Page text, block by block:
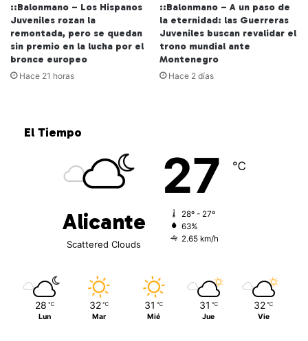
::Balonmano – Los Hispanos
Juveniles rozan la
remontada, pero se quedan
sin premio en la lucha por el
bronce europeo
Hace 21 horas
::Balonmano – A un paso de
la eternidad: las Guerreras
Juveniles buscan revalidar el
trono mundial ante
Montenegro
Hace 2 días
El Tiempo
Alicante
Scattered Clouds
27 ℃
28º - 27º
63%
2.65 km/h
28 ℃
Lun
32 ℃
Mar
31 ℃
Mié
31 ℃
Jue
32 ℃
Vie